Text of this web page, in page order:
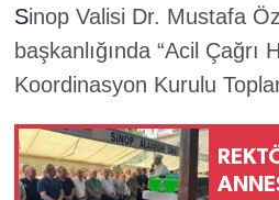
Sinop Valisi Dr. Mustafa
başkanlığında “Acil Çağrı
Koordinasyon Kurulu